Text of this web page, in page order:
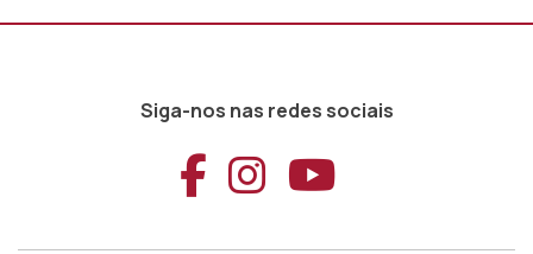
Siga-nos nas redes sociais
Aceder ao
Aceder ao
Aceder